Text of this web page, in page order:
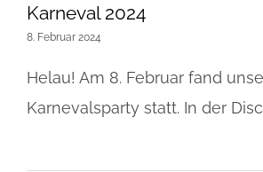
Karneval 2024
8. Februar 2024
Helau! Am 8. Februar fand
Karnevalsparty statt. In der